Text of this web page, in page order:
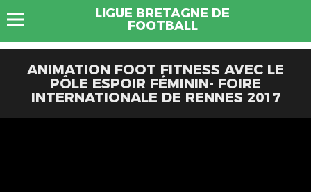
LIGUE BRETAGNE DE
FOOTBALL
ANIMATION FOOT FITNESS AVEC LE
PÔLE ESPOIR FÉMININ- FOIRE
INTERNATIONALE DE RENNES 2017